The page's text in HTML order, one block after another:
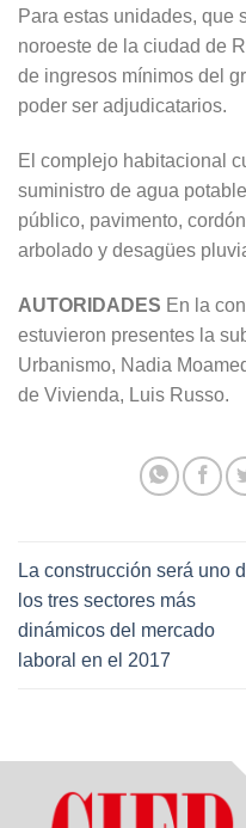
Para estas unidades, que
noroeste de la ciudad de
de ingresos mínimos del
poder ser adjudicatarios.
El complejo habitacional
suministro de agua
público, pavimento,
arbolado y desagües
AUTORIDADES En la
estuvieron presentes la
Urbanismo, Nadia
de Vivienda, Luis Russo.
La construcción será uno
los tres sectores más
dinámicos del mercado
laboral en el 2017